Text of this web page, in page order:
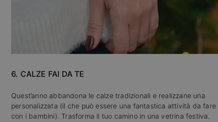
6. CALZE FAI DA TE
Quest’anno abbandona le calze tradizionali e realizzane una
personalizzata (il che può essere una fantastica attività da fare
con i bambini). Trasforma il tuo camino in una vetrina festiva.